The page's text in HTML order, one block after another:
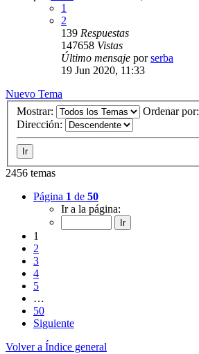
1
2
139 Respuestas
147658 Vistas
Último mensaje porserba
19 Jun 2020, 11:33
Nuevo Tema
Mostrar:
Ordenar por:
Dirección:
2456 temas
Página 1 de 50
Ir a la página:
1
2
3
4
5
…
50
Siguiente
Volver a Índice general